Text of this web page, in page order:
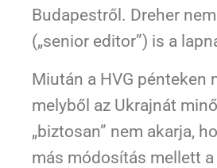
Budapestről. Dreher
(„senior editor”) is a
Miután a HVG pénteken
melyből az Ukrajnát
„biztosan” nem akarja,
más módosítás mellett